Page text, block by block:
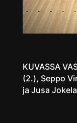
KUVASSA
(2.), Seppo
ja Jusa